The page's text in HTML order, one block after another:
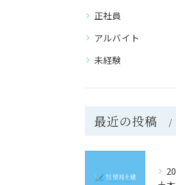
正社員
アルバイト
未経験
最近の投稿